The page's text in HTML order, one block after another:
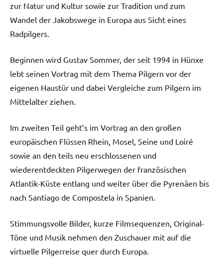
zur Natur und Kultur sowie zur Tradition und zum
Wandel der Jakobswege in Europa aus Sicht eines
Radpilgers.
Beginnen wird Gustav Sommer, der seit 1994 in Hünxe
lebt seinen Vortrag mit dem Thema Pilgern vor der
eigenen Haustür und dabei Vergleiche zum Pilgern im
Mittelalter ziehen.
Im zweiten Teil geht’s im Vortrag an den großen
europäischen Flüssen Rhein, Mosel, Seine und Loiré
sowie an den teils neu erschlossenen und
wiederentdeckten Pilgerwegen der französischen
Atlantik-Küste entlang und weiter über die Pyrenäen bis
nach Santiago de Compostela in Spanien.
Stimmungsvolle Bilder, kurze Filmsequenzen, Original-
Töne und Musik nehmen den Zuschauer mit auf die
virtuelle Pilgerreise quer durch Europa.